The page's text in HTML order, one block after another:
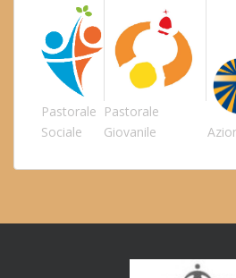
Pastorale
Sociale
Pastorale
Giovanile